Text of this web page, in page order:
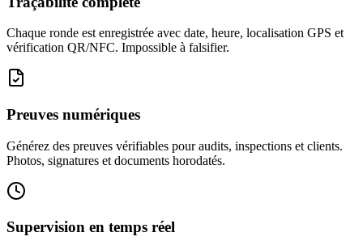
Chaque ronde est enregistrée avec date, heure, localisation GPS et
vérification QR/NFC. Impossible à falsifier.
Preuves numériques
Générez des preuves vérifiables pour audits, inspections et clients.
Photos, signatures et documents horodatés.
Supervision en temps réel